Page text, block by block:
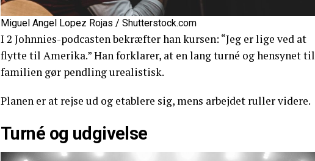
Miguel Angel Lopez Rojas / Shutterstock.com
I 2 Johnnies-podcasten bekræfter han kursen: “Jeg er lige ved at
flytte til Amerika.” Han forklarer, at en lang turné og hensynet til
familien gør pendling urealistisk.
Planen er at rejse ud og etablere sig, mens arbejdet ruller videre.
Turné og udgivelse